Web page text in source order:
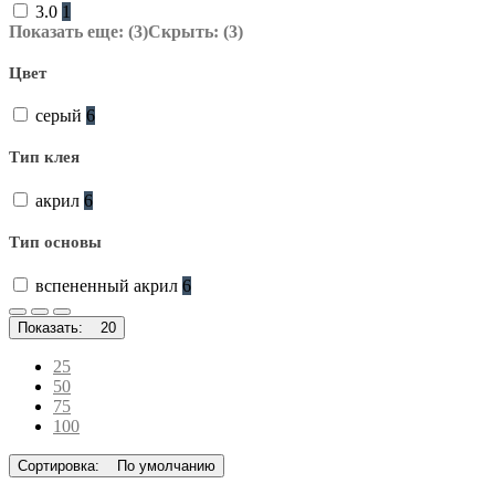
3.0 1
Показать еще: (3)Скрыть: (3)
Цвет
серый 6
Тип клея
акрил 6
Тип основы
вспененный акрил 6
Показать: 20
25
50
75
100
Сортировка: По умолчанию